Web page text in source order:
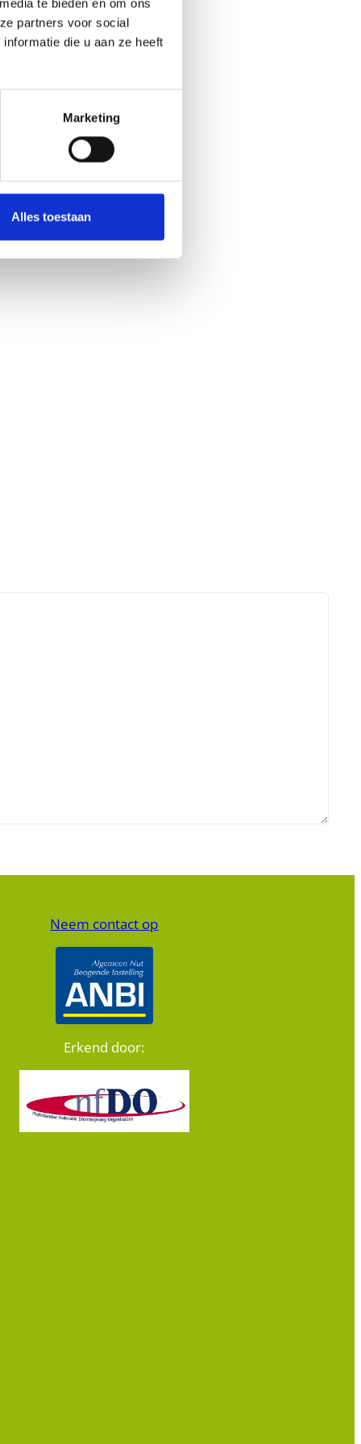
te bieden en om ons
partners voor social
die u aan ze heeft
Marketing
Alles toestaan
Neem contact op
Erkend door: